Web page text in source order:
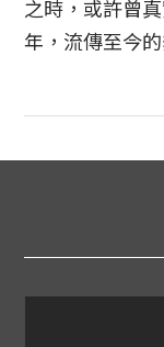
之時，或許曾
年，流傳至今的